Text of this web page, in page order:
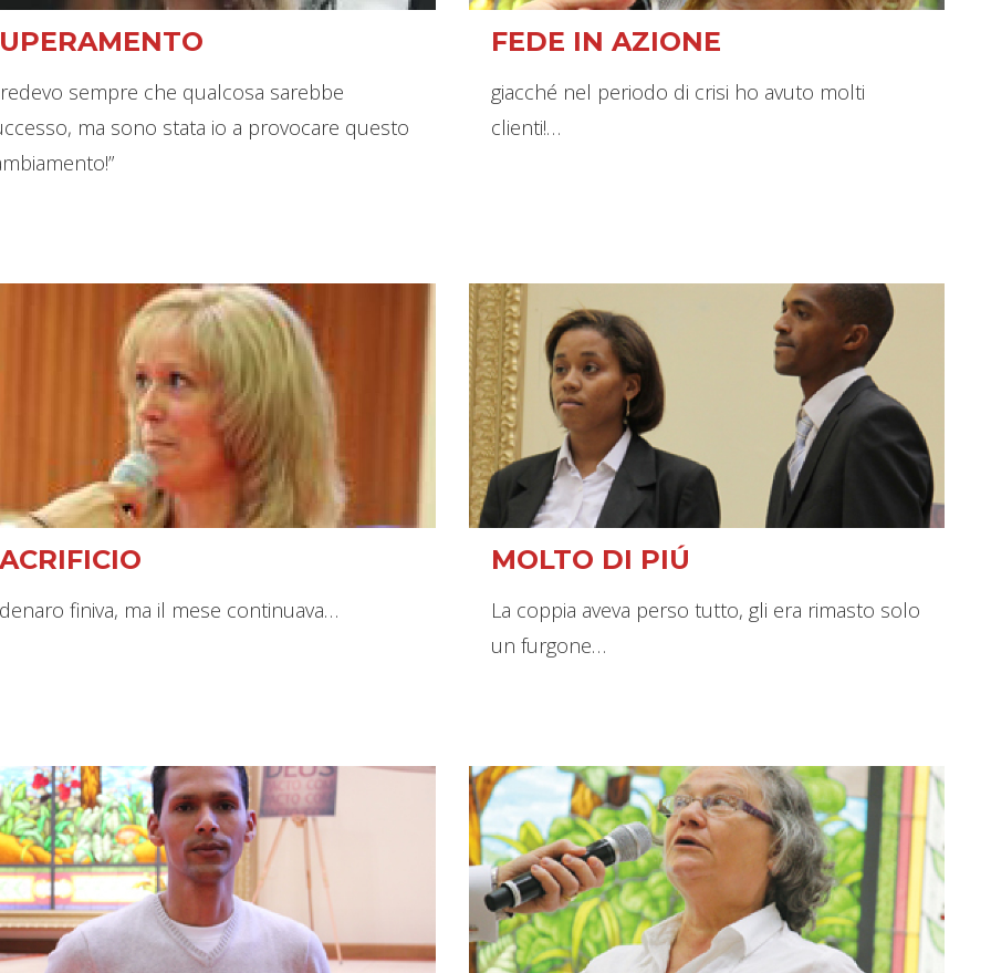
sempre che qualcosa sarebbe
ma sono stata io a provocare questo
FEDE IN AZIONE
giacché nel periodo di crisi ho avuto molti
clienti!…
finiva, ma il mese continuava…
MOLTO DI PIÚ
La coppia aveva perso tutto, gli era rimasto solo
un furgone…